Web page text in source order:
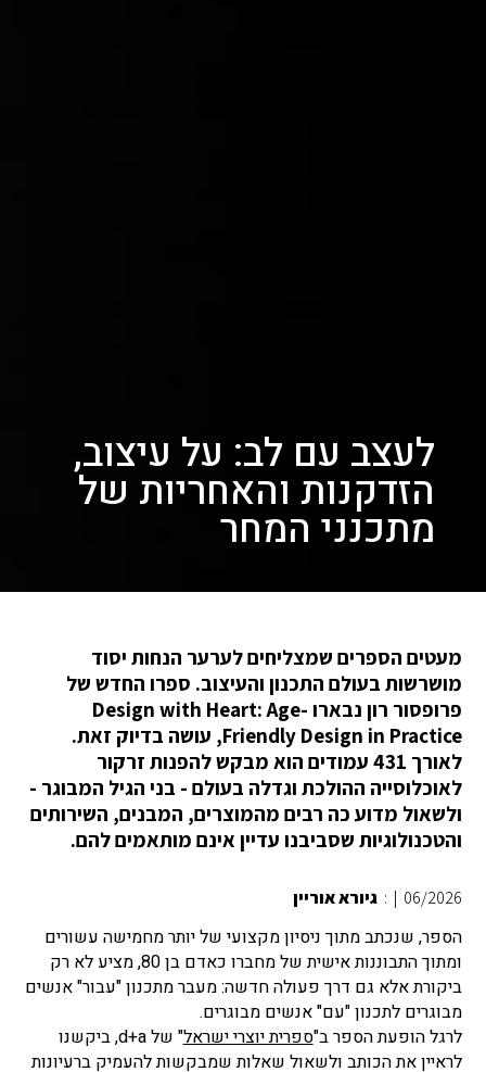
לעצב עם לב: על עיצוב,
הזדקנות והאחריות של
מתכנני המחר
מעטים הספרים שמצליחים לערער הנחות יסוד
מושרשות בעולם התכנון והעיצוב. ספרו החדש של
פרופסור רון נבארו Design with Heart: Age-
Friendly Design in Practice, עושה בדיוק זאת.
לאורך 431 עמודים הוא מבקש להפנות זרקור
לאוכלוסייה ההולכת וגדלה בעולם - בני הגיל המבוגר -
ולשאול מדוע כה רבים מהמוצרים, המבנים, השירותים
והטכנולוגיות שסביבנו עדיין אינם מותאמים להם.
06/2026
|
:גיורא אוריין
הספר, שנכתב מתוך ניסיון מקצועי של יותר מחמישה עשורים
ומתוך התבוננות אישית של מחברו כאדם בן 80, מציע לא רק
ביקורת אלא גם דרך פעולה חדשה: מעבר מתכנון "עבור" אנשים
מבוגרים לתכנון "עם" אנשים מבוגרים.
לרגל הופעת הספר ב"ספרית יוצרי ישראל
" של d+a, ביקשנו
לראיין את הכותב ולשאול שאלות שמבקשות להעמיק ברעיונות